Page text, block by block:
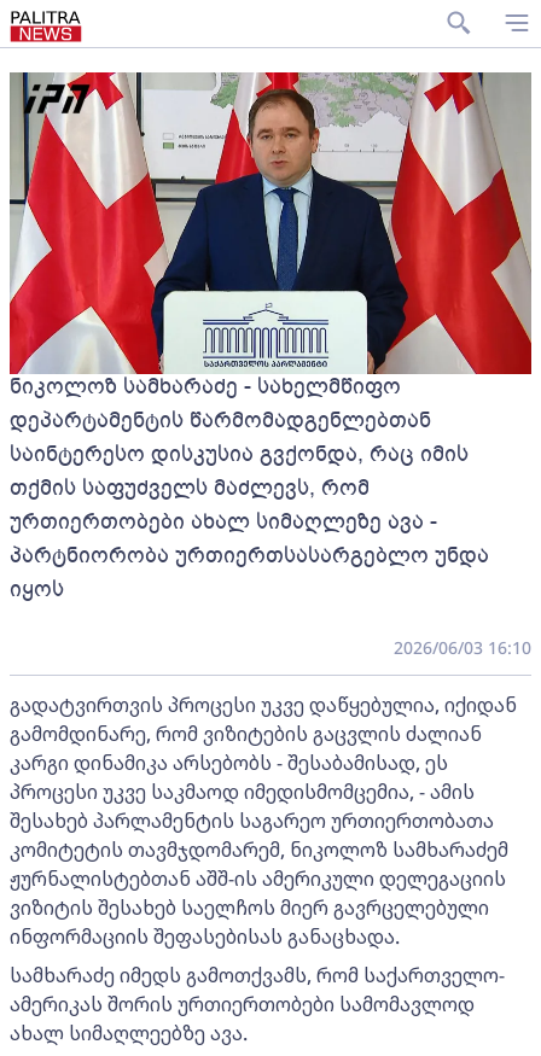
ნიკოლოზ სამხარაძე - სახელმწიფო
დეპარტამენტის წარმომადგენლებთან
საინტერესო დისკუსია გვქონდა, რაც იმის
თქმის საფუძველს მაძლევს, რომ
ურთიერთობები ახალ სიმაღლეზე ავა -
პარტნიორობა ურთიერთსასარგებლო უნდა
იყოს
2026/06/03 16:10
გადატვირთვის პროცესი უკვე დაწყებულია, იქიდან
გამომდინარე, რომ ვიზიტების გაცვლის ძალიან
კარგი დინამიკა არსებობს - შესაბამისად, ეს
პროცესი უკვე საკმაოდ იმედისმომცემია, - ამის
შესახებ პარლამენტის საგარეო ურთიერთობათა
კომიტეტის თავმჯდომარემ, ნიკოლოზ სამხარაძემ
ჟურნალისტებთან აშშ-ის ამერიკული დელეგაციის
ვიზიტის შესახებ საელჩოს მიერ გავრცელებული
ინფორმაციის შეფასებისას განაცხადა.
სამხარაძე იმედს გამოთქვამს, რომ საქართველო-
ამერიკას შორის ურთიერთობები სამომავლოდ
ახალ სიმაღლეებზე ავა.